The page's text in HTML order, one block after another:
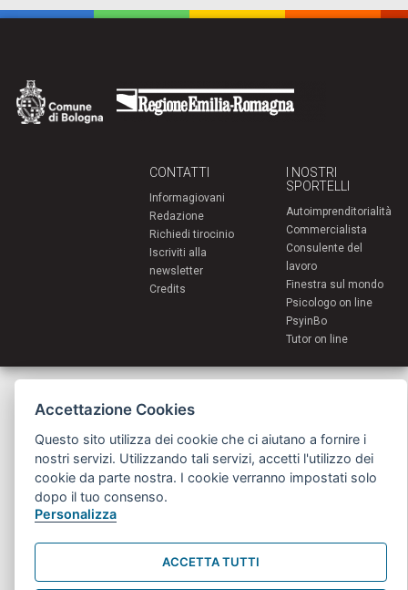
CONTATTI
Informagiovani
Redazione
Richiedi tirocinio
Iscriviti alla
newsletter
Credits
I NOSTRI
SPORTELLI
Autoimprenditorialità
Commercialista
Consulente del
lavoro
Finestra sul mondo
Psicologo on line
PsyinBo
Tutor on line
giovani@comune.bologna.it
Accettazione Cookies
Questo sito utilizza dei cookie che ci aiutano a fornire i
nostri servizi. Utilizzando tali servizi, accetti l'utilizzo dei
cookie da parte nostra. I cookie verranno impostati solo
dopo il tuo consenso.
Personalizza
ACCETTA TUTTI